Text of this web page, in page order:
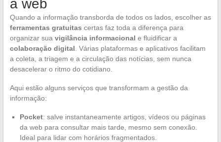
à web
Quando a informação transborda de todos os lados, escolher as
ferramentas gratuitas certas faz toda a diferença para
organizar sua vigilância informacional e fluidificar a
colaboração digital . Várias plataformas e aplicativos facilitam
a coleta, a triagem e a circulação das notícias, sem nunca
desacelerar o ritmo do cotidiano.
Aqui estão alguns serviços que transformam a gestão da
informação:
Pocket: salve instantaneamente artigos, vídeos ou páginas
da web para consultar mais tarde, mesmo sem conexão.
Ideal para lidar com horários fragmentados.